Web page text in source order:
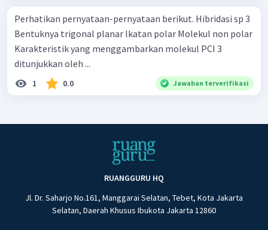
Perhatikan pernyataan-pernyataan berikut. Hibridasi sp 3
Bentuknya trigonal planar lkatan polar Molekul non polar
Karakteristik yang menggambarkan molekul PCI 3 ​
ditunjukkan oleh ...
1 0.0 Jawaban terverifikasi
RUANGGURU HQ
Jl. Dr. Saharjo No.161, Manggarai Selatan, Tebet, Kota Jakarta
Selatan, Daerah Khusus Ibukota Jakarta 12860